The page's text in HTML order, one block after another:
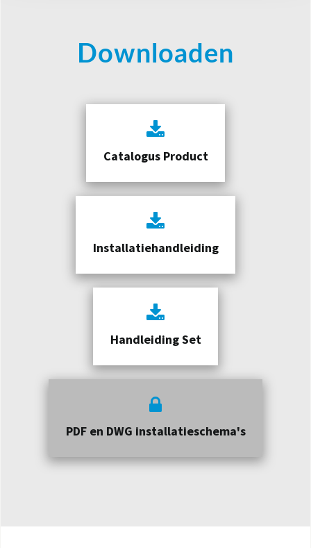
Downloaden
Catalogus Product
Installatiehandleiding
Handleiding Set
PDF en DWG installatieschema's